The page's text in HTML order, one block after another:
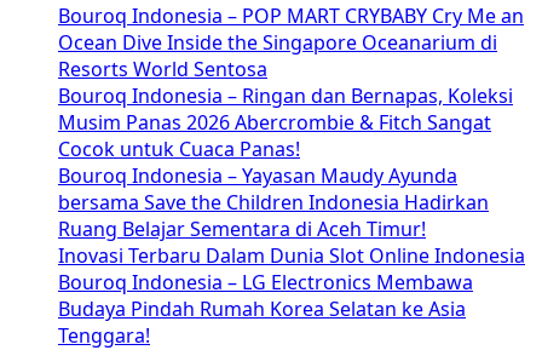
Bouroq Indonesia – POP MART CRYBABY Cry Me an
Ocean Dive Inside the Singapore Oceanarium di
Resorts World Sentosa
Bouroq Indonesia – Ringan dan Bernapas, Koleksi
Musim Panas 2026 Abercrombie & Fitch Sangat
Cocok untuk Cuaca Panas!
Bouroq Indonesia – Yayasan Maudy Ayunda
bersama Save the Children Indonesia Hadirkan
Ruang Belajar Sementara di Aceh Timur!
Inovasi Terbaru Dalam Dunia Slot Online Indonesia
Bouroq Indonesia – LG Electronics Membawa
Budaya Pindah Rumah Korea Selatan ke Asia
Tenggara!